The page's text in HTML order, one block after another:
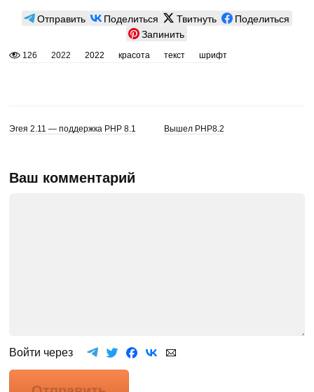
Отправить Поделиться Твитнуть
Поделиться
Запинить
126 2022 2022 красота текст шрифт
Эгея 2.11 — поддержка PHP 8.1 Вышел PHP8.2
Ваш комментарий
Войти через